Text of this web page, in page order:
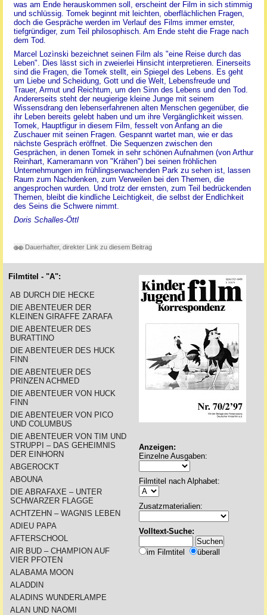
was am Ende herauskommen soll, erscheint der Film in sich stimmig
und schlüssig. Tomek beginnt mit leichten, oberflächlichen Fragen,
doch die Gespräche werden im Verlauf des Films immer ernster,
tiefgründiger, zum Teil philosophisch. Am Ende steht die Frage nach
dem Tod.
Marcel Lozìnski bezeichnet seinen Film als "eine Reise durch das
Leben". Dies lässt sich in zweierlei Hinsicht interpretieren. Einerseits
sind die Fragen, die Tomek stellt, ein Spiegel des Lebens. Es geht
um Liebe und Scheidung, Gott und die Welt, Lebensfreude und
Trauer, Armut und Reichtum, um den Sinn des Lebens und den Tod.
Andererseits steht der neugierige kleine Junge mit seinem
Wissensdrang den lebenserfahrenen alten Menschen gegenüber, die
ihr Leben bereits gelebt haben und um ihre Vergänglichkeit wissen.
Tomek, Hauptfigur in diesem Film, fesselt von Anfang an die
Zuschauer mit seinen Fragen. Gespannt wartet man, wie er das
nächste Gespräch eröffnet. Die Sequenzen zwischen den
Gesprächen, in denen Tomek in sehr schönen Aufnahmen (von Arthur
Reinhart, Kameramann von "Krähen") bei seinen fröhlichen
Unternehmungen im frühlingserwachenden Park zu sehen ist, lassen
Raum zum Nachdenken, zum Verweilen bei den Themen, die
angesprochen wurden. Und trotz der ernsten, zum Teil bedrückenden
Themen, bleibt die kindliche Leichtigkeit, die selbst der Endlichkeit
des Seins die Schwere nimmt.
Doris Schalles-Öttl
Dauerhafter, direkter Link zu diesem Beitrag
Filmtitel - "A":
AB DURCH DIE HECKE
DIE ABENTEUER DER
KLEINEN GIRAFFE ZARAFA
DIE ABENTEUER DES
BURATTINO
DIE ABENTEUER DES HUCK
FINN
DIE ABENTEUER DES
PRINZEN ACHMED
DIE ABENTEUER VON HUCK
FINN
DIE ABENTEUER VON PICO
UND COLUMBUS
DIE ABENTEUER VON TIM UND
STRUPPI – DAS GEHEIMNIS
DER EINHORN
ABGEROCKT
ABOUNA
DIE ABRAFAXE – UNTER
SCHWARZER FLAGGE
ACHTZEHN – WAGNIS LEBEN
ADIEU PAPA
AFTERSCHOOL
AIR BUD – CHAMPION AUF
VIER PFOTEN
ALABAMA MOON
ALADDIN
ALADINS WUNDERLAMPE
ALAN UND NAOMI
Anzeigen:
Einzelne Ausgaben:
Filmtitel nach Alphabet:
Zusatzmaterialien:
Volltext-Suche:
im Filmtitel überall